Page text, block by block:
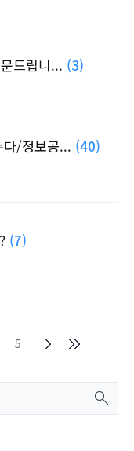
드립니... (3)
/정보공... (40)
(7)
5